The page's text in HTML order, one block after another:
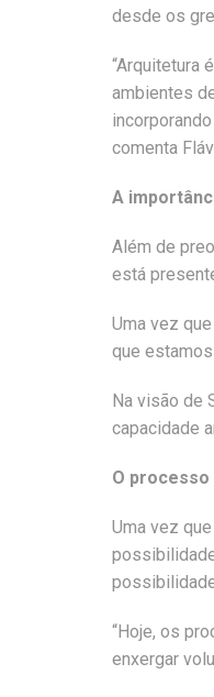
desde os
“Arquitetura
ambientes
comenta
A
Além de
está
Uma vez
que
Na visão de
capacidade
O
Uma vez
“Hoje, os
enxergar